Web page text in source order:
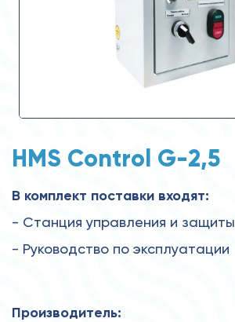
HMS Control G-2,5
В комплект поставки входят:
- Станция управления и защиты
- Руководство по эксплуатации
Производитель: